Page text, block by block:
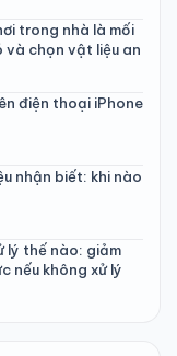
trong nhà là mối
và chọn vật liệu an
điện thoại iPhone
nhận biết: khi nào
lý thế nào: giảm
nếu không xử lý